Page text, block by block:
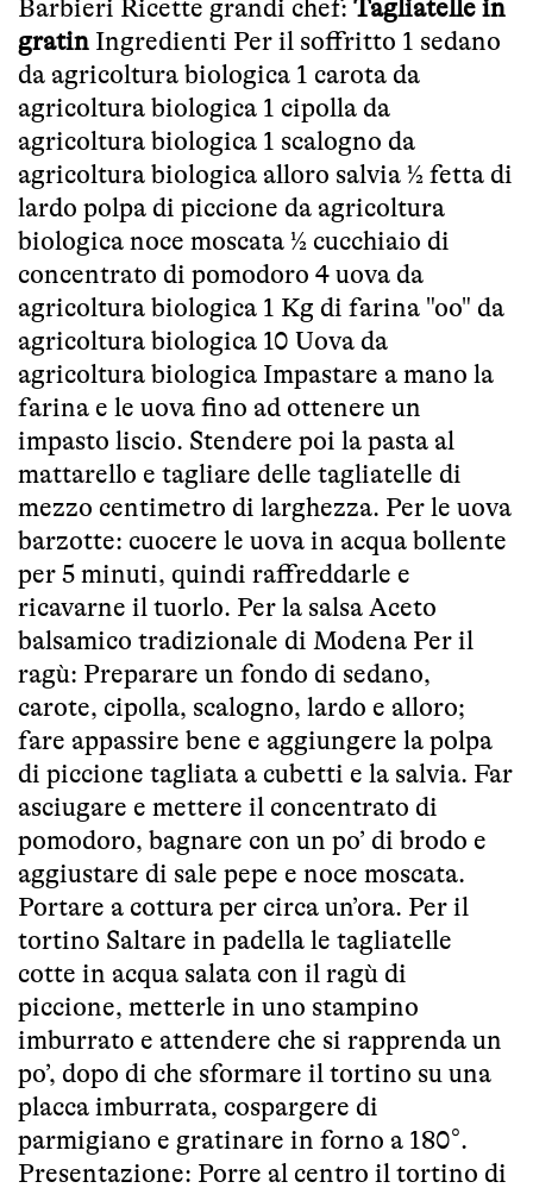
Barbieri Ricette grandi chef: Tagliatelle in
gratin Ingredienti Per il soffritto 1 sedano
da agricoltura biologica 1 carota da
agricoltura biologica 1 cipolla da
agricoltura biologica 1 scalogno da
agricoltura biologica alloro salvia ½ fetta di
lardo polpa di piccione da agricoltura
biologica noce moscata ½ cucchiaio di
concentrato di pomodoro 4 uova da
agricoltura biologica 1 Kg di farina "oo" da
agricoltura biologica 10 Uova da
agricoltura biologica Impastare a mano la
farina e le uova fino ad ottenere un
impasto liscio. Stendere poi la pasta al
mattarello e tagliare delle tagliatelle di
mezzo centimetro di larghezza. Per le uova
barzotte: cuocere le uova in acqua bollente
per 5 minuti, quindi raffreddarle e
ricavarne il tuorlo. Per la salsa Aceto
balsamico tradizionale di Modena Per il
ragù: Preparare un fondo di sedano,
carote, cipolla, scalogno, lardo e alloro;
fare appassire bene e aggiungere la polpa
di piccione tagliata a cubetti e la salvia. Far
asciugare e mettere il concentrato di
pomodoro, bagnare con un po’ di brodo e
aggiustare di sale pepe e noce moscata.
Portare a cottura per circa un’ora. Per il
tortino Saltare in padella le tagliatelle
cotte in acqua salata con il ragù di
piccione, metterle in uno stampino
imburrato e attendere che si rapprenda un
po’, dopo di che sformare il tortino su una
placca imburrata, cospargere di
parmigiano e gratinare in forno a 180°.
Presentazione: Porre al centro il tortino di